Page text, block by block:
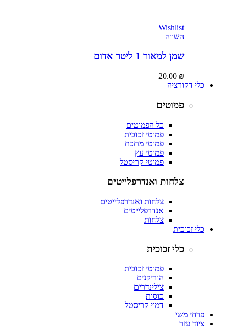
Wishlist
שמן למאור 1 ליטר אדום
20.00
כלי דקורציה
פמוטים
כל הפמוטים
פמוטי זכוכית
פמוטי מתכת
פמוטי עץ
פמוטי קריסטל
צלחות ואנדרפלייטים
צלחות ואנדרפלייטים
אנדרפלייטים
צלחות
כלי זכוכית
כלי זכוכית
פמוטי זכוכית
הוריקנים
צילינדרים
כוסות
דמוי קריסטל
פרחי משי
ציוד עזר